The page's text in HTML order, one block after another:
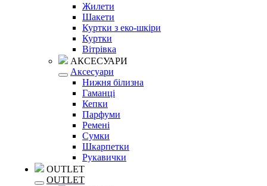
Жилети
Шакети
Куртки з еко-шкіри
Куртки
Вітрівка
АКСЕСУАРИ
Аксесуари
Нижня білизна
Гаманці
Кепки
Парфуми
Ремені
Сумки
Шкарпетки
Рукавички
OUTLET
OUTLET